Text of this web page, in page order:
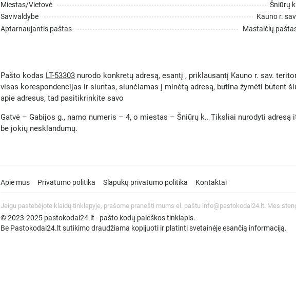
Miestas/Vietovė
Šniūrų
Savivaldybe
Kauno r.
Aptarnaujantis paštas
Mastaičių
Pašto kodas LT-53303 nurodo konkretų adresą, esantį , priklausantį Kauno r. sav.
visas korespondencijas ir siuntas, siunčiamas į minėtą adresą, būtina žymėti būtent
apie adresus, tad pasitikrinkite savo
Gatvė – Gabijos g., namo numeris – 4, o miestas – Šniūrų k.. Tiksliai nurodyti
be jokių nesklandumų.
Apie mus Privatumo politika Slapukų privatumo politika Kontaktai
Jeigu pastebėjote klaidų tinklapyje, prašome pranešti mums el. paštu info@pastokodai24.lt. Mes
© 2023-2025 pastokodai24.lt - pašto kodų paieškos tinklapis.
Be Pastokodai24.lt sutikimo draudžiama kopijuoti ir platinti svetainėje esančią informaciją.